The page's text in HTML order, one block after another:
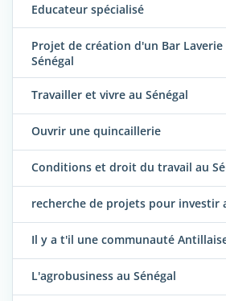
Educateur spécialisé
Projet de création d'un Bar
Sénégal
Travailler et vivre au Sénégal
Ouvrir une quincaillerie
Conditions et droit du travail au
recherche de projets pour investir
Il y a t'il une communauté
L'agrobusiness au Sénégal